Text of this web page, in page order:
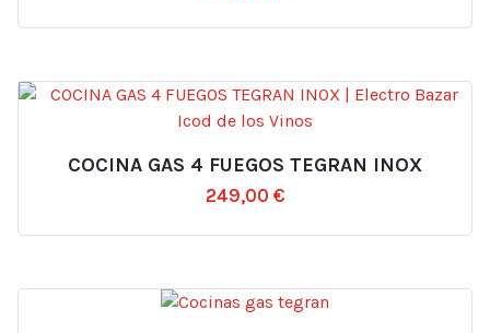
COCINA GAS 4 FUEGOS TEGRAN INOX
249,00 €